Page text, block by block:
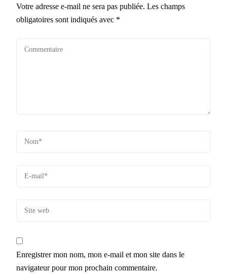
Votre adresse e-mail ne sera pas publiée. Les champs
obligatoires sont indiqués avec *
Enregistrer mon nom, mon e-mail et mon site dans le
navigateur pour mon prochain commentaire.